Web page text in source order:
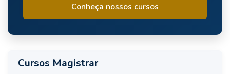
Conheça nossos cursos
Cursos Magistrar